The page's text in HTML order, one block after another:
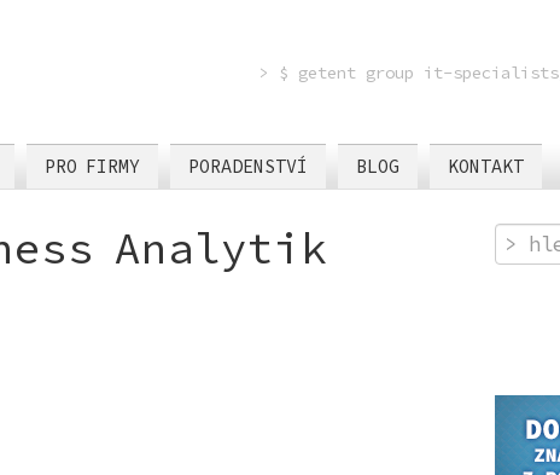
> $ getent group it-specialists
PRO FIRMY PORADENSTVÍ BLOG KONTAKT
Analytik